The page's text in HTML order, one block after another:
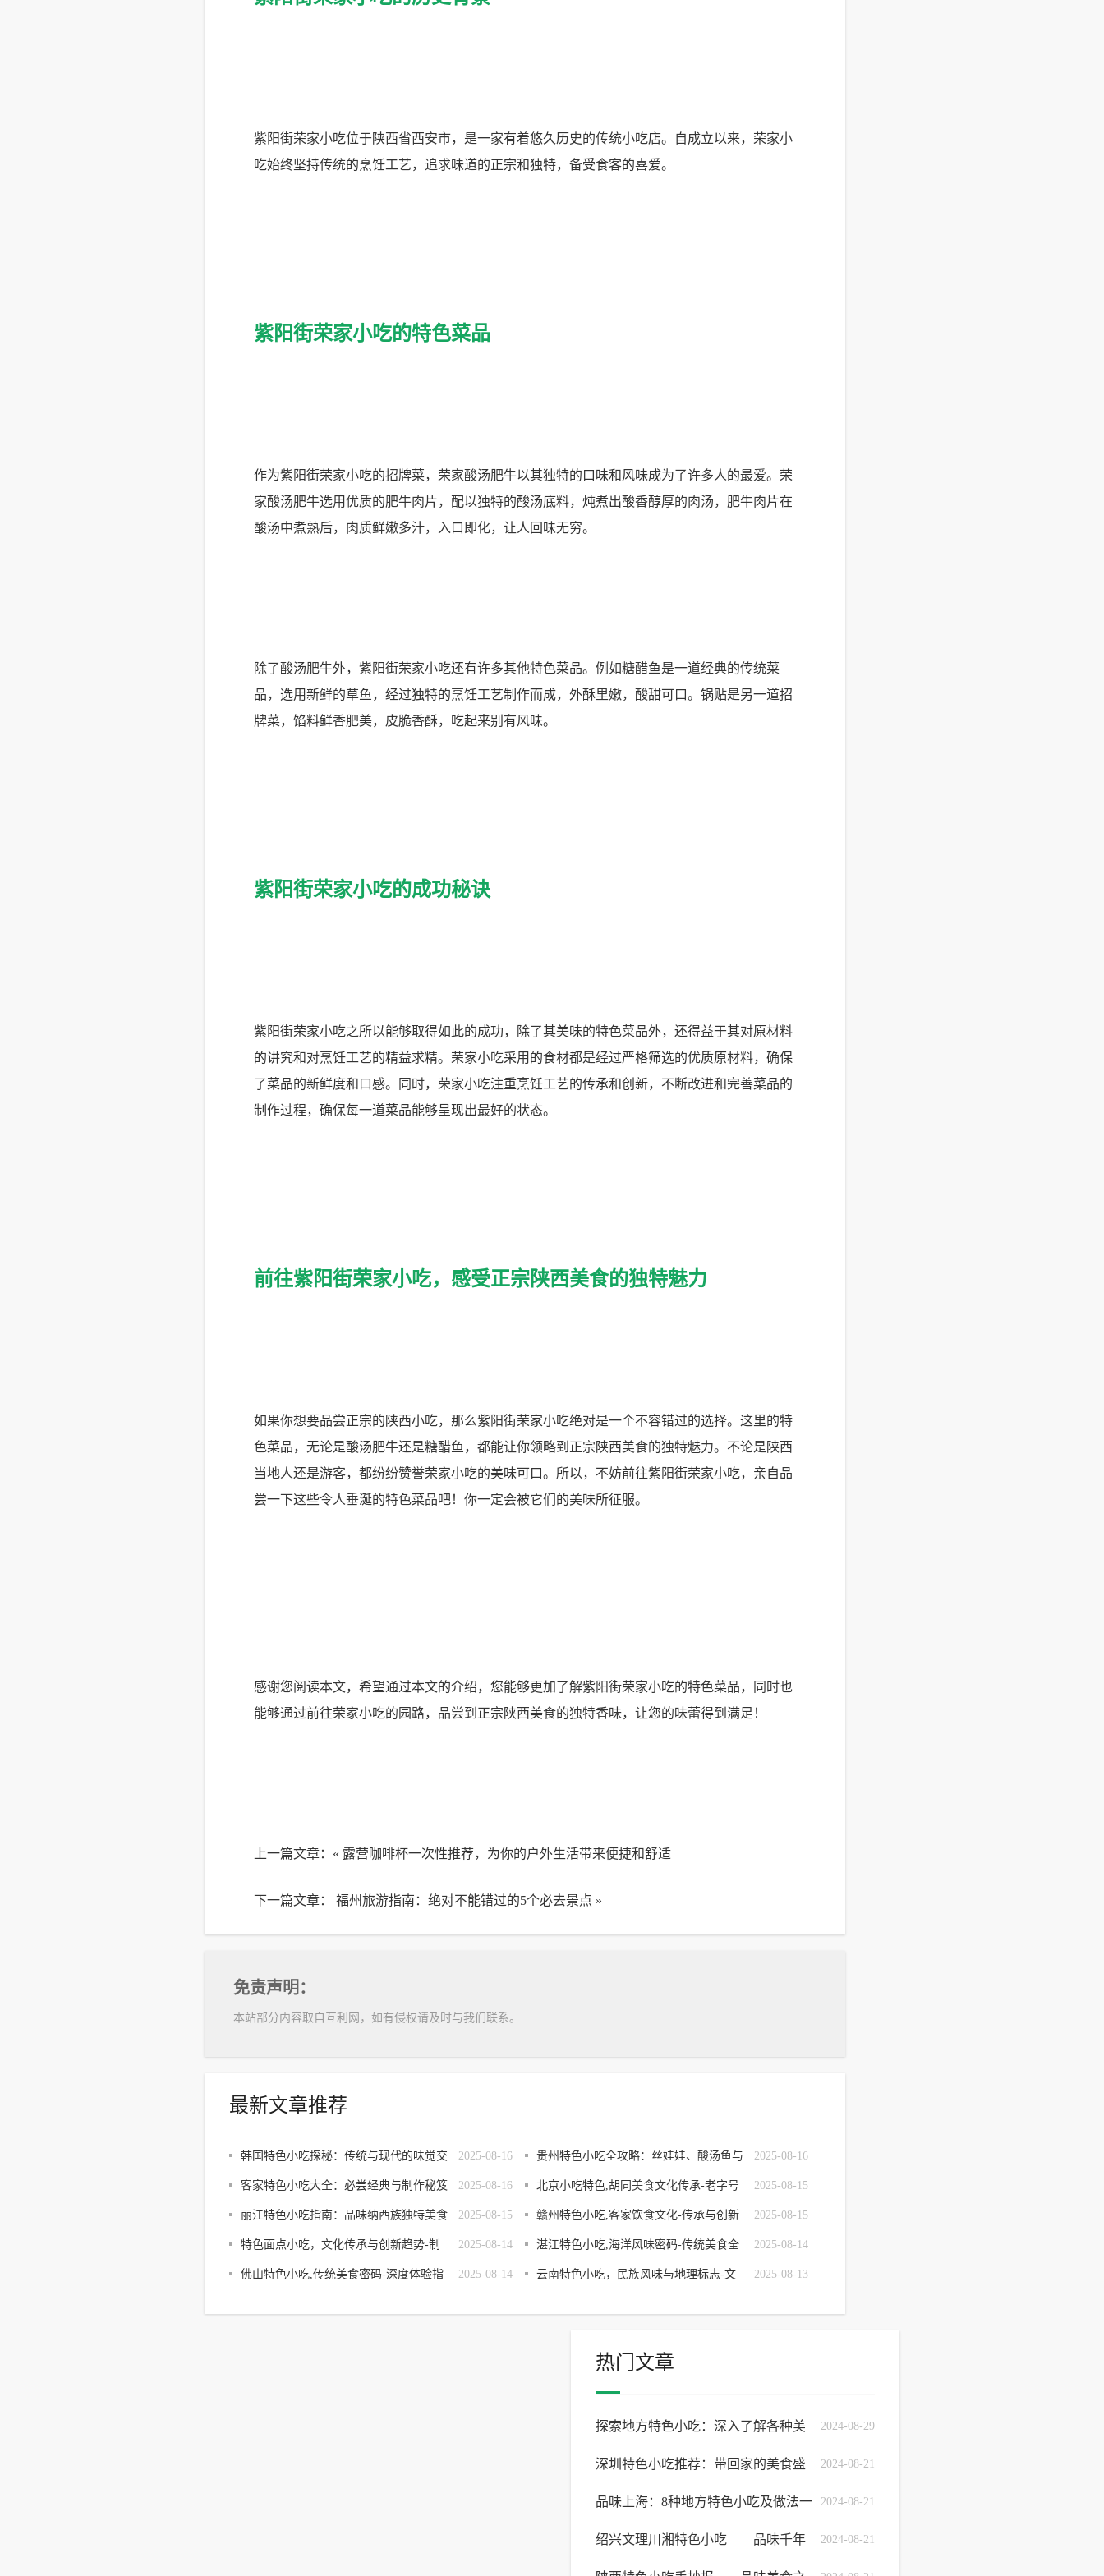
紫阳街荣家小吃位于陕西省西安市，是一家有着悠久历史的传统小吃店。自成立以来，荣家小
吃始终坚持传统的烹饪工艺，追求味道的正宗和独特，备受食客的喜爱。
紫阳街荣家小吃的特色菜品
作为紫阳街荣家小吃的招牌菜，荣家酸汤肥牛以其独特的口味和风味成为了许多人的最爱。荣
家酸汤肥牛选用优质的肥牛肉片，配以独特的酸汤底料，炖煮出酸香醇厚的肉汤，肥牛肉片在
酸汤中煮熟后，肉质鲜嫩多汁，入口即化，让人回味无穷。
除了酸汤肥牛外，紫阳街荣家小吃还有许多其他特色菜品。例如糖醋鱼是一道经典的传统菜
品，选用新鲜的草鱼，经过独特的烹饪工艺制作而成，外酥里嫩，酸甜可口。锅贴是另一道招
牌菜，馅料鲜香肥美，皮脆香酥，吃起来别有风味。
紫阳街荣家小吃的成功秘诀
紫阳街荣家小吃之所以能够取得如此的成功，除了其美味的特色菜品外，还得益于其对原材料
的讲究和对烹饪工艺的精益求精。荣家小吃采用的食材都是经过严格筛选的优质原材料，确保
了菜品的新鲜度和口感。同时，荣家小吃注重烹饪工艺的传承和创新，不断改进和完善菜品的
制作过程，确保每一道菜品能够呈现出最好的状态。
前往紫阳街荣家小吃，感受正宗陕西美食的独特魅力
如果你想要品尝正宗的陕西小吃，那么紫阳街荣家小吃绝对是一个不容错过的选择。这里的特
色菜品，无论是酸汤肥牛还是糖醋鱼，都能让你领略到正宗陕西美食的独特魅力。不论是陕西
当地人还是游客，都纷纷赞誉荣家小吃的美味可口。所以，不妨前往紫阳街荣家小吃，亲自品
尝一下这些令人垂涎的特色菜品吧！你一定会被它们的美味所征服。
感谢您阅读本文，希望通过本文的介绍，您能够更加了解紫阳街荣家小吃的特色菜品，同时也
能够通过前往荣家小吃的园路，品尝到正宗陕西美食的独特香味，让您的味蕾得到满足！
上一篇文章：« 露营咖啡杯一次性推荐，为你的户外生活带来便捷和舒适
下一篇文章： 福州旅游指南：绝对不能错过的5个必去景点 »
免责声明：
本站部分内容取自互利网，如有侵权请及时与我们联系。
最新文章推荐
2025-08-16
韩国特色小吃探秘：传统与现代的味觉交
响
2025-08-16
贵州特色小吃全攻略：丝娃娃、酸汤鱼与
肠旺面的美食密码
2025-08-16
客家特色小吃大全：必尝经典与制作秘笈 2025-08-15
北京小吃特色,胡同美食文化传承-老字号
风味全解析
2025-08-15
丽江特色小吃指南：品味纳西族独特美食 2025-08-15
赣州特色小吃,客家饮食文化-传承与创新
解析
2025-08-14
特色面点小吃，文化传承与创新趋势-制
作工艺解析
2025-08-14
湛江特色小吃,海洋风味密码-传统美食全
解析
2025-08-14
佛山特色小吃,传统美食密码-深度体验指 2025-08-13
云南特色小吃，民族风味与地理标志-文
热门文章
2024-08-29
探索地方特色小吃：深入了解各种美
味做法 2024-08-21
深圳特色小吃推荐：带回家的美食盛
宴 2024-08-21
品味上海：8种地方特色小吃及做法一
网打尽 2024-08-21
绍兴文理川湘特色小吃——品味千年